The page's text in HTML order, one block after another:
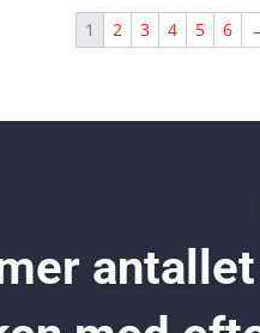
1 2 3 4 5 6